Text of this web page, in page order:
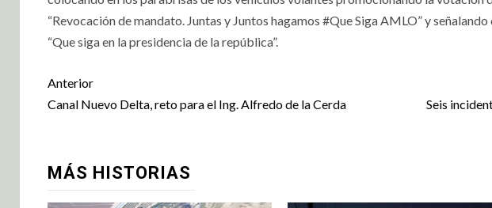
“Revocación de mandato. Juntas y Juntos hagamos #Que Siga AMLO” y
“Que siga en la presidencia de la república”.
Anterior
Canal Nuevo Delta, reto para el Ing. Alfredo de la Cerda
Seis
MÁS HISTORIAS